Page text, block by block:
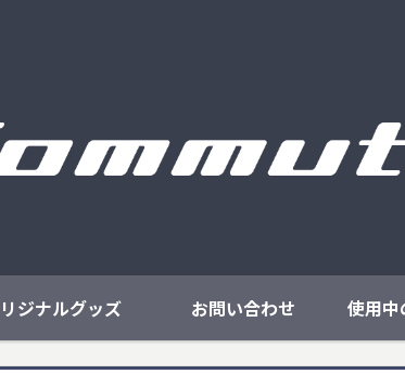
ジナルグッズ お問い合わせ 使用中